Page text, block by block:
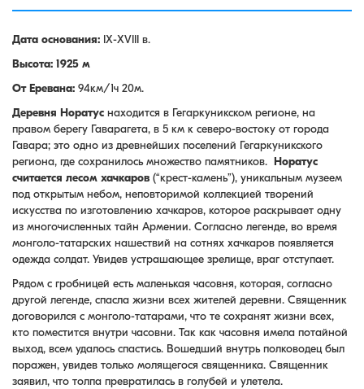
Дата основания: IX-XVIII в.
Высота: 1925 м
От Еревана: 94км/1ч 20м.
Деревня Норатус находится в Гегаркуникском регионе, на
правом берегу Гаварагета, в 5 км к северо-востоку от города
Гавара; это одно из древнейших поселений Гегаркуникского
региона, где сохранилось множество памятников. Норатус
считается лесом хачкаров (“крест-камень”), уникальным музеем
под открытым небом, неповторимой коллекцией творений
искусства по изготовлению хачкаров, которое раскрывает одну
из многочисленных тайн Армении. Согласно легенде, во время
монголо-татарских нашествий на сотнях хачкаров появляется
одежда солдат. Увидев устрашающее зрелище, враг отступает.
Рядом с гробницей есть маленькая часовня, которая, согласно
другой легенде, спасла жизни всех жителей деревни. Священник
договорился с монголо-татарами, что те сохранят жизни всех,
кто поместится внутри часовни. Так как часовня имела потайной
выход, всем удалось спастись. Вошедший внутрь полководец был
поражен, увидев только молящегося священника. Священник
заявил, что толпа превратилась в голубей и улетела.